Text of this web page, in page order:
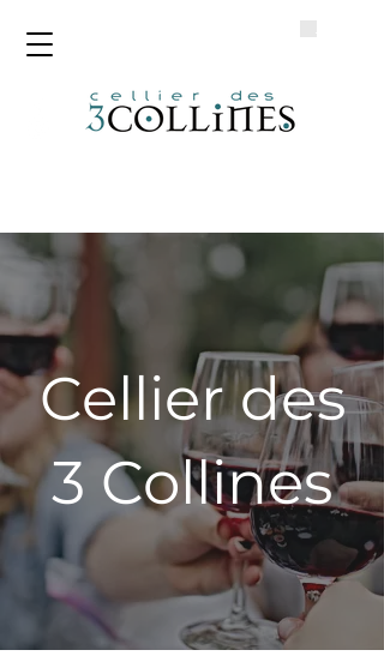
Cellier des
3 Collines